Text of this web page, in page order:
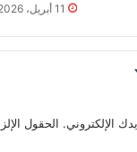
11 أبريل، 2026
الإلكتروني. الحقول